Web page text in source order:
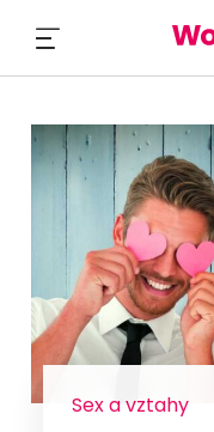
Sex a vztahy